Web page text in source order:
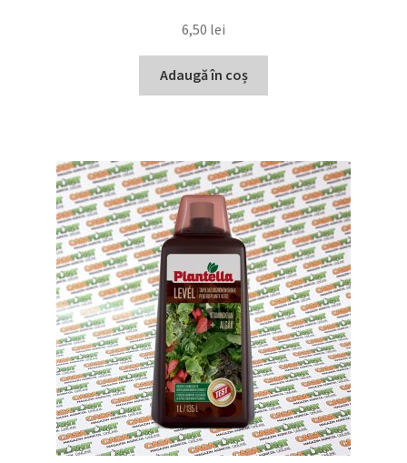
6,50 lei
Adaugă în coș